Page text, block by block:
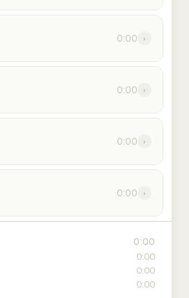
0:00 ›
0:00 ›
0:00 ›
0:00 ›
0:00
0:00
0:00
0:00